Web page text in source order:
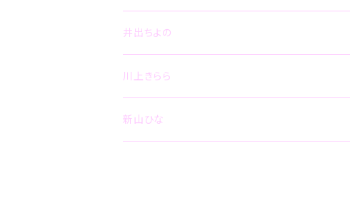
グッズ
CD
グッズ
その他
井出ちよの
CD
グッズ
川上きらら
CD
新山ひな